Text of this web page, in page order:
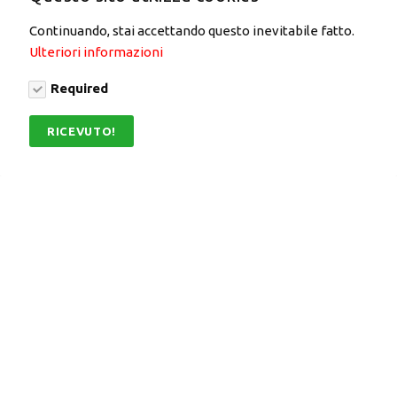
Continuando, stai accettando questo inevitabile fatto.
Ulteriori informazioni
Required
RICEVUTO!